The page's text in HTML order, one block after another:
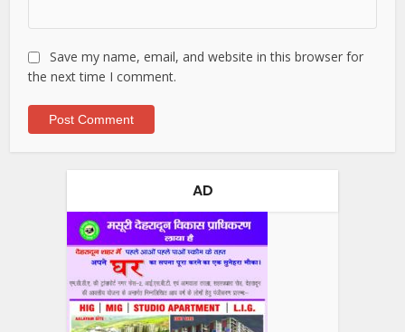
Save my name, email, and website in this browser for
the next time I comment.
AD